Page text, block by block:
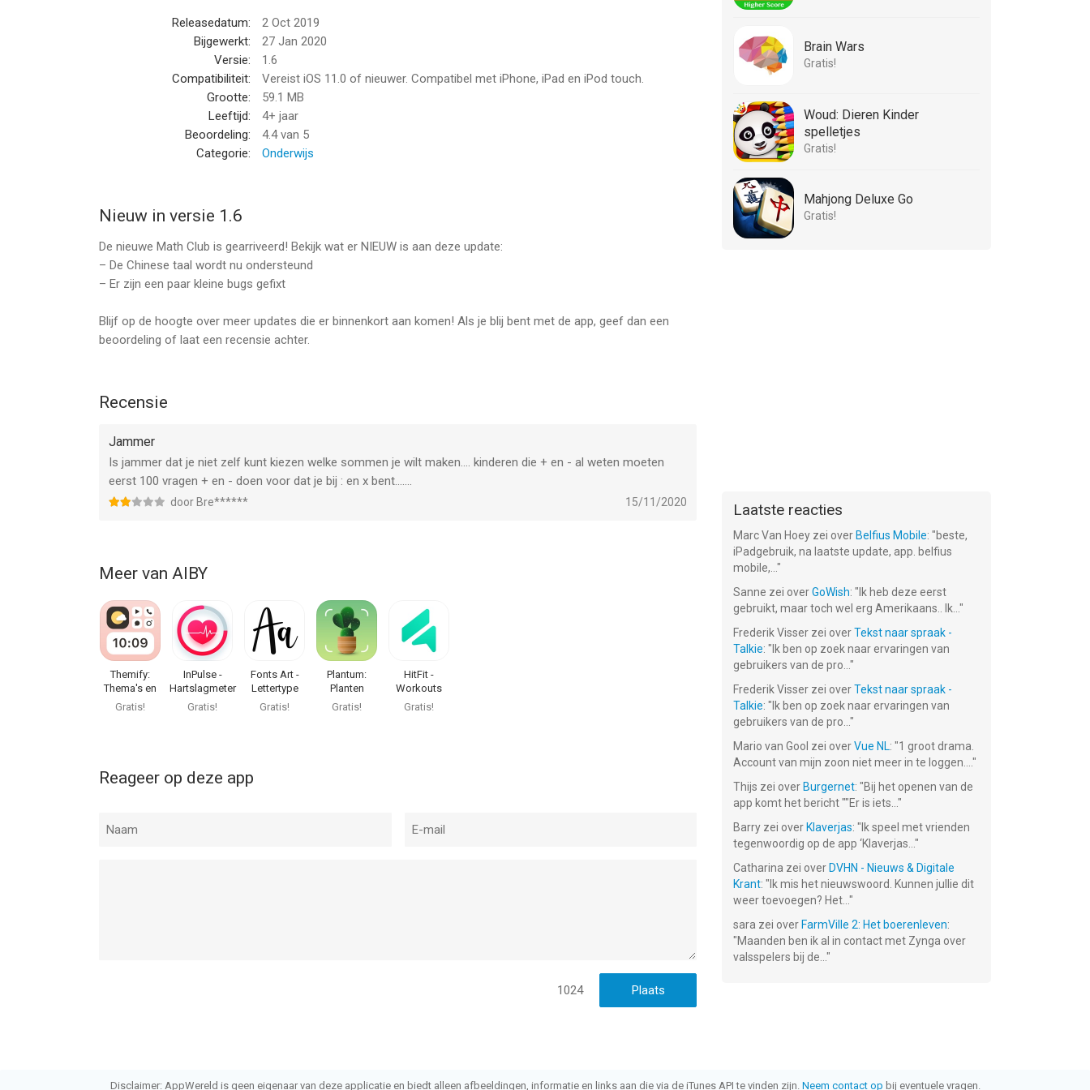
periode. De kosten hangen af van het geselecteerde abonnement
• Inschrijvingen kunnen door de gebruiker beheerd worden en de automatische vernieuwing kan na de aankoop
stopgezet worden via de Accountinstellingen van de gebruiker
• Eventueel ongebruikt deel van de gratis proef zal vervallen wanneer de gebruiker een abonnement koopt
De volgende abonnementen zijn beschikbaar:
– Abonnement voor 1 week met proefversie van 3 dagen
– Abonnement voor 12 maanden met proefversie van 3 dagen
Gebruik voor vragen of meer informatie ons klantenondersteuningsformulier op
https://freeplay.mobi/math/support/
Beter Rekenen - Math Club van AIBY is een app voor iPhone, iPad en iPod touch met iOS versie 11.0 of hoger,
geschikt bevonden voor gebruikers met leeftijden vanaf
Releasedatum:
2 Oct 2019
Bijgewerkt:
27 Jan 2020
Versie:
1.6
Compatibiliteit:
Vereist iOS 11.0 of nieuwer. Compatibel met iPhone, iPad en iPod touch.
Grootte:
59.1 MB
Leeftijd:
4+ jaar
Beoordeling:
4.4van 5
Categorie:
Onderwijs
Nieuw in versie 1.6
De nieuwe Math Club is gearriveerd! Bekijk wat er NIEUW is aan deze update:
– De Chinese taal wordt nu ondersteund
– Er zijn een paar kleine bugs gefixt
Blijf op de hoogte over meer updates die er binnenkort aan komen! Als je blij bent met de app, geef dan een
beoordeling of laat een recensie achter.
Recensie
Jammer
Is jammer dat je niet zelf kunt kiezen welke sommen je wilt maken.... kinderen die + en - al weten moeten
eerst 100 vragen + en - doen voor dat je bij : en x bent.......
door Bre****** 15/11/2020
Meer van AIBY
Themify:
Thema's en
app-iconen
Gratis!
InPulse -
Hartslagmeter
Gratis!
Fonts Art -
Lettertype
Gratis!
Plantum:
Planten
herkennen
Gratis!
HitFit -
Workouts
voor thuis
Gratis!
Reageer op deze app
1024
Brain Wars
Gratis!
Woud: Dieren Kinder
spelletjes
Gratis!
Mahjong Deluxe Go
Gratis!
Laatste reacties
Marc Van Hoey zei over Belfius Mobile: "beste,
iPadgebruik, na laatste update, app. belfius
mobile,... "
Sanne zei overGoWish: " Ik heb deze eerst
gebruikt, maar toch wel erg Amerikaans.. Ik... "
Frederik Visser zei overTekst naar spraak -
Talkie: " Ik ben op zoek naar ervaringen van
gebruikers van de pro... "
Frederik Visser zei overTekst naar spraak -
Talkie: " Ik ben op zoek naar ervaringen van
gebruikers van de pro... "
Mario van Gool zei overVue NL: "1 groot drama.
Account van mijn zoon niet meer in te loggen.... "
Thijs zei over Burgernet: "Bij het openen van de
app komt het bericht ""Er is iets... "
Barry zei over Klaverjas: " Ik speel met vrienden
tegenwoordig op de app ‘Klaverjas... "
Catharina zei over DVHN - Nieuws & Digitale
Krant: " Ik mis het nieuwswoord. Kunnen jullie dit
weer toevoegen? Het... "
sara zei over FarmVille 2: Het boerenleven:
"Maanden ben ik al in contact met Zynga over
valsspelers bij de... "
Disclaimer: AppWereld is geen eigenaar van deze applicatie en biedt alleen afbeeldingen, informatie en links aan die via de iTunes API te vinden zijn. Neem contact op bij eventuele vragen.